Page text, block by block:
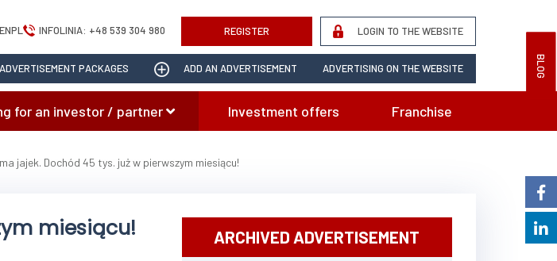
BLOG
ENPL INFOLINIA: +48 539 304 980 REGISTER LOGIN TO THE WEBSITE
ADVERTISEMENT PACKAGES ADD AN ADVERTISEMENT ADVERTISING ON THE WEBSITE
for an investor / partner Investment offers Franchise
jajek. Dochód 45 tys. już w pierwszym miesiącu!
miesiącu! ARCHIVED ADVERTISEMENT